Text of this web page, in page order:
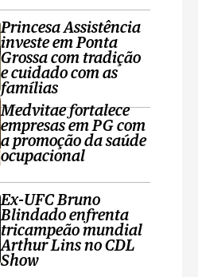
Princesa Assistência
investe em Ponta
Grossa com tradição
e cuidado com as
famílias
Medvitae fortalece
empresas em PG com
a promoção da saúde
ocupacional
Ex-UFC Bruno
Blindado enfrenta
tricampeão mundial
Arthur Lins no CDL
Show